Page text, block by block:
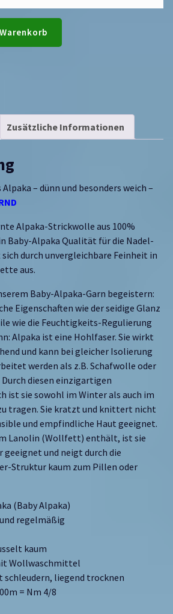
Zusätzliche Informationen
– dünn und besonders weich –
Alpaka-Strickwolle aus 100%
Baby-Alpaka Qualität für die Nadel-
durch unvergleichbare Feinheit in
aus.
Baby-Alpaka-Garn begeistern:
Eigenschaften wie der seidige Glanz
wie die Feuchtigkeits-Regulierung
Alpaka ist eine Hohlfaser. Sie wirkt
und kann bei gleicher Isolierung
werden als z.B. Schafwolle oder
diesen einzigartigen
ist sie sowohl im Winter als auch im
tragen. Sie kratzt und knittert nicht
und empfindliche Haut geeignet.
Lanolin (Wollfett) enthält, ist sie
und neigt durch die
Struktur kaum zum Pillen oder
(Baby Alpaka)
regelmäßig
kaum
Wollwaschmittel
liegend trocknen
= Nm 4/8